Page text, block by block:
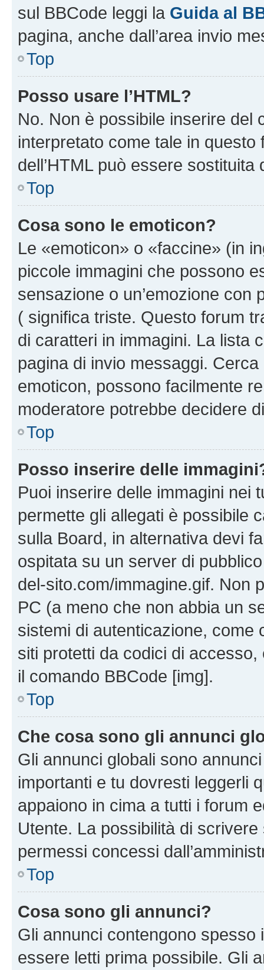
sul BBCode leggi la Guida al
pagina, anche dall’area invio
Top
Posso usare l’HTML?
No. Non è possibile inserire del
interpretato come tale in
dell’HTML può essere sostituita
Top
Cosa sono le emoticon?
Le «emoticon» o «faccine» (in
piccole immagini che possono
sensazione o un’emozione
( significa triste. Questo forum
di caratteri in immagini. La lista
pagina di invio messaggi.
emoticon, possono facilmente
moderatore potrebbe decidere
Top
Posso inserire delle
Puoi inserire delle immagini nei
permette gli allegati è possibile
sulla Board, in alternativa devi
ospitata su un server di
del-sito.com/immagine.gif. Non
PC (a meno che non abbia un
sistemi di autenticazione, come
siti protetti da codici di
il comando BBCode [img].
Top
Che cosa sono gli annunci
Gli annunci globali sono
importanti e tu dovresti leggerli
appaiono in cima a tutti i forum
Utente. La possibilità di
permessi concessi
Top
Cosa sono gli annunci?
Gli annunci contengono
essere letti prima possibile. Gli